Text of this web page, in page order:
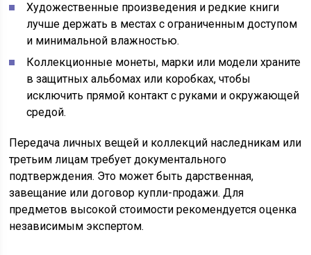
Художественные произведения и редкие книги
лучше держать в местах с ограниченным доступом
и минимальной влажностью.
Коллекционные монеты, марки или модели храните
в защитных альбомах или коробках, чтобы
исключить прямой контакт с руками и окружающей
средой.
Передача личных вещей и коллекций наследникам или
третьим лицам требует документального
подтверждения. Это может быть дарственная,
завещание или договор купли-продажи. Для
предметов высокой стоимости рекомендуется оценка
независимым экспертом.